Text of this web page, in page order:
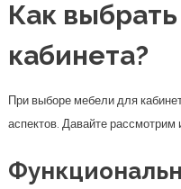
Как
кабинета?
При выборе мебели для
аспектов. Давайте рассмотрим